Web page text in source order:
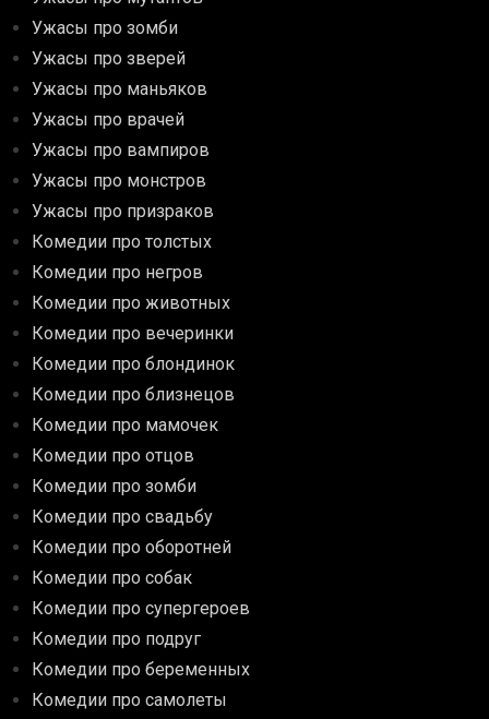
Ужасы про зомби
Ужасы про зверей
Ужасы про маньяков
Ужасы про врачей
Ужасы про вампиров
Ужасы про монстров
Ужасы про призраков
Комедии про толстых
Комедии про негров
Комедии про животных
Комедии про вечеринки
Комедии про блондинок
Комедии про близнецов
Комедии про мамочек
Комедии про отцов
Комедии про зомби
Комедии про свадьбу
Комедии про оборотней
Комедии про собак
Комедии про супергероев
Комедии про подруг
Комедии про беременных
Комедии про самолеты